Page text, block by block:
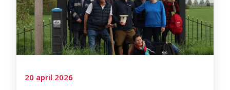
20 april 2026